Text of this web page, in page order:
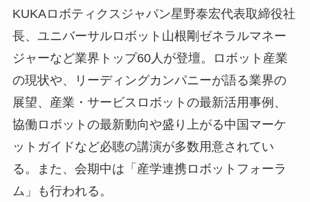
KUKAロボティクスジャパン星野泰宏代表取締役社
長、ユニバーサルロボット山根剛ゼネラルマネー
ジャーなど業界トップ60人が登壇。ロボット産業
の現状や、リーディングカンパニーが語る業界の
展望、産業・サービスロボットの最新活用事例、
協働ロボットの最新動向や盛り上がる中国マーケ
ットガイドなど必聴の講演が多数用意されてい
る。また、会期中は「産学連携ロボットフォーラ
ム」も行われる。